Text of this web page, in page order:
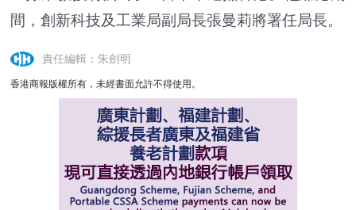
間，創新科技及工業局副局長張曼莉將署任局長。
責任編輯：朱劍明
香港商報版權所有，未經書面允許不得使用。